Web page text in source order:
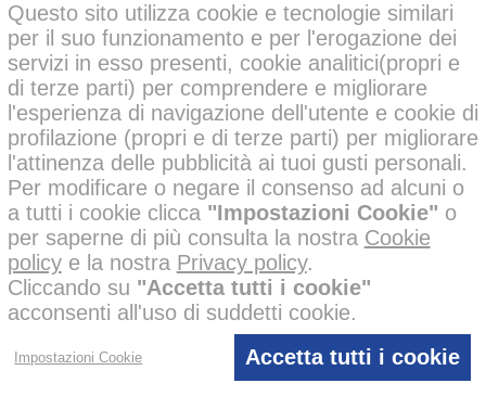
Bee Honey
Questo sito utilizza cookie e tecnologie similari
per il suo funzionamento e per l'erogazione dei
servizi in esso presenti, cookie analitici(propri e
di terze parti) per comprendere e migliorare
l'esperienza di navigazione dell'utente e cookie di
profilazione (propri e di terze parti) per migliorare
l'attinenza delle pubblicità ai tuoi gusti personali.
Per modificare o negare il consenso ad alcuni o
a tutti i cookie clicca "Impostazioni Cookie" o
per saperne di più consulta la nostra Cookie
policye la nostra Privacy policy.
Cliccando su "Accetta tutti i cookie"
acconsenti all'uso di suddetti cookie.